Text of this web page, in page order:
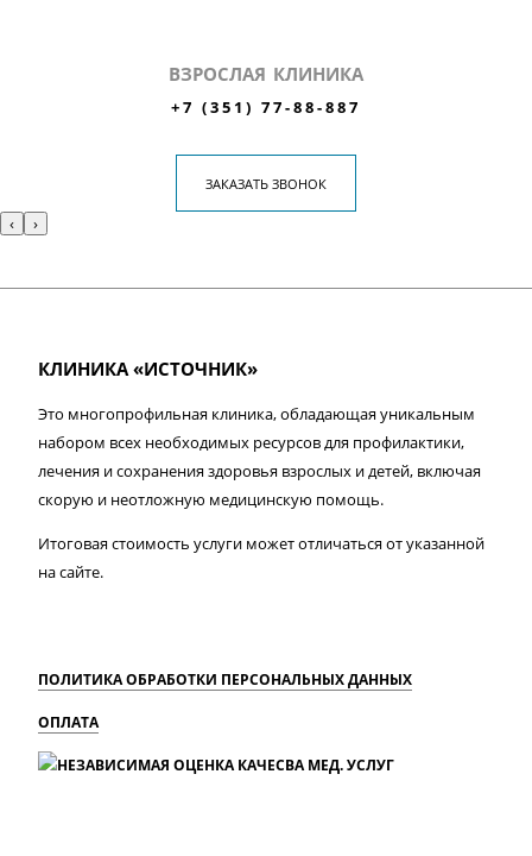
ВЗРОСЛАЯ КЛИНИКА
+7 (351) 77-88-887
ЗАКАЗАТЬ ЗВОНОК
‹ ›
КЛИНИКА «ИСТОЧНИК»
Это многопрофильная клиника, обладающая уникальным
набором всех необходимых ресурсов для профилактики,
лечения и сохранения здоровья взрослых и детей, включая
скорую и неотложную медицинскую помощь.
Итоговая стоимость услуги может отличаться от указанной
на сайте.
ПОЛИТИКА ОБРАБОТКИ ПЕРСОНАЛЬНЫХ ДАННЫХ
ОПЛАТА